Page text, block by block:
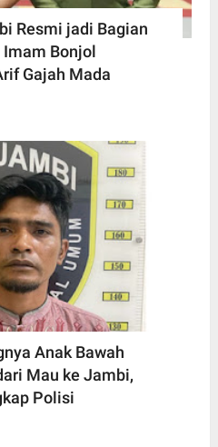
Resmi jadi Bagian
Imam Bonjol
Gajah Mada
Anak Bawah
Mau ke Jambi,
Polisi